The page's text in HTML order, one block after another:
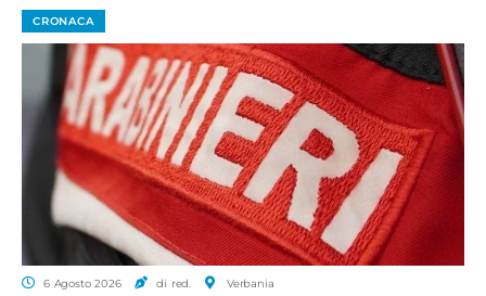
CRONACA
6 Agosto 2026 di red. Verbania